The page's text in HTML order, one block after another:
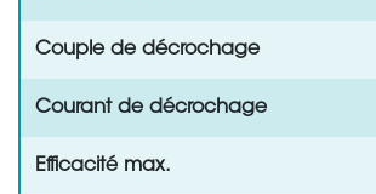
Couple de décrochage
Courant de décrochage
Efficacité max.